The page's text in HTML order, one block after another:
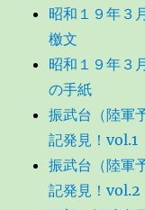
昭和１９年３
檄文
昭和１９年３
の手紙
振武台（陸軍
記発見！vol.1
振武台（陸軍
記発見！vol.2